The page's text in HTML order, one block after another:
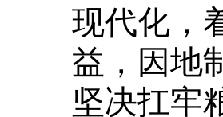
现代化，
益，因地
坚决扛牢